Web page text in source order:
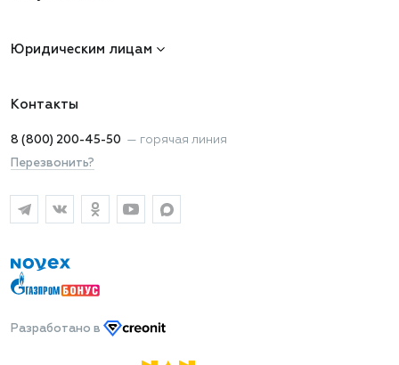
Юридическим лицам
Контакты
8 (800) 200-45-50 — горячая линия
Перезвонить?
Разработано в